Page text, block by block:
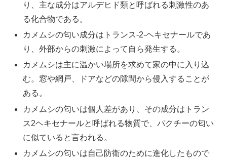
り、主な成分はアルデヒド類と呼ばれる刺激性のあ
る化合物である。
カメムシの匂い成分はトランス-2-ヘキセナールであ
り、外部からの刺激によって自ら発生する。
カメムシは主に温かい場所を求めて家の中に入り込
む。窓や網戸、ドアなどの隙間から侵入することが
ある。
カメムシの匂いは個人差があり、その成分はトラン
ス2ヘキセナールと呼ばれる物質で、パクチーの匂い
に似ていると言われる。
カメムシの匂いは自己防衛のために進化したもので